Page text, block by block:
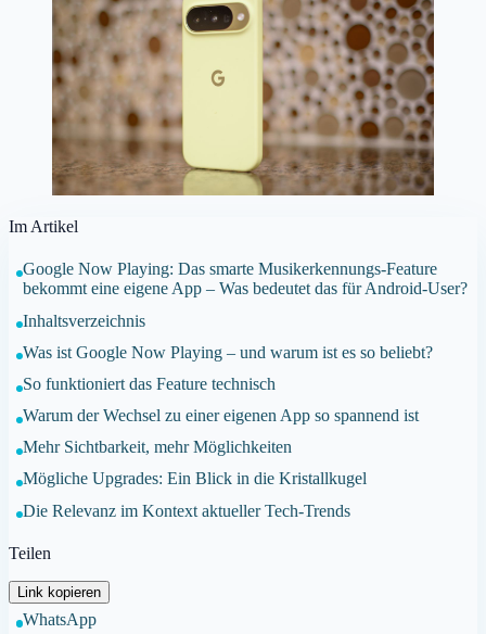
Im Artikel
Google Now Playing: Das smarte Musikerkennungs-Feature
bekommt eine eigene App – Was bedeutet das für Android-User?
Inhaltsverzeichnis
Was ist Google Now Playing – und warum ist es so beliebt?
So funktioniert das Feature technisch
Warum der Wechsel zu einer eigenen App so spannend ist
Mehr Sichtbarkeit, mehr Möglichkeiten
Mögliche Upgrades: Ein Blick in die Kristallkugel
Die Relevanz im Kontext aktueller Tech-Trends
Teilen
Link kopieren
WhatsApp